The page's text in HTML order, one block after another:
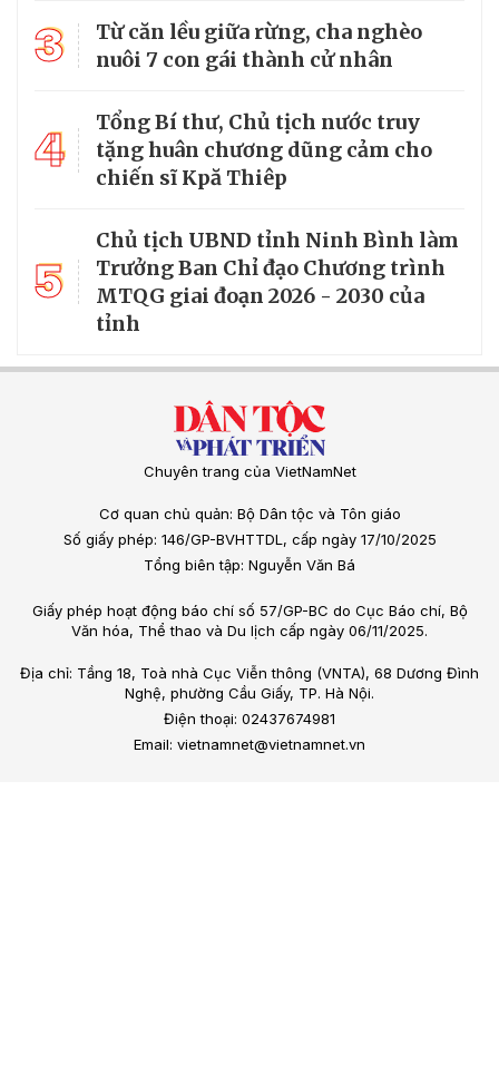
3
Từ căn lều giữa rừng, cha nghèo
nuôi 7 con gái thành cử nhân
4
Tổng Bí thư, Chủ tịch nước truy
tặng huân chương dũng cảm cho
chiến sĩ Kpă Thiêp
5
Chủ tịch UBND tỉnh Ninh Bình làm
Trưởng Ban Chỉ đạo Chương trình
MTQG giai đoạn 2026 - 2030 của
tỉnh
Chuyên trang của VietNamNet
Cơ quan chủ quản: Bộ Dân tộc và Tôn giáo
Số giấy phép: 146/GP-BVHTTDL, cấp ngày 17/10/2025
Tổng biên tập: Nguyễn Văn Bá
Giấy phép hoạt động báo chí số 57/GP-BC do Cục Báo chí, Bộ
Văn hóa, Thể thao và Du lịch cấp ngày 06/11/2025.
Địa chỉ: Tầng 18, Toà nhà Cục Viễn thông (VNTA), 68 Dương Đình
Nghệ, phường Cầu Giấy, TP. Hà Nội.
Điện thoại: 02437674981
Email: vietnamnet@vietnamnet.vn